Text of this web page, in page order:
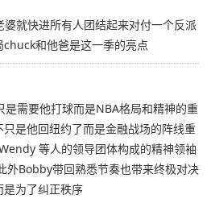
就快进所有人团结起来对付一个反派
和他爸是这一季的亮点
是需要他打球而是NBA格局和精神的重
是他回纽约了而是金融战场的阵线重
等人的领导团体构成的精神领袖
外Bobby带回熟悉节奏也带来终极对决
为了纠正秩序